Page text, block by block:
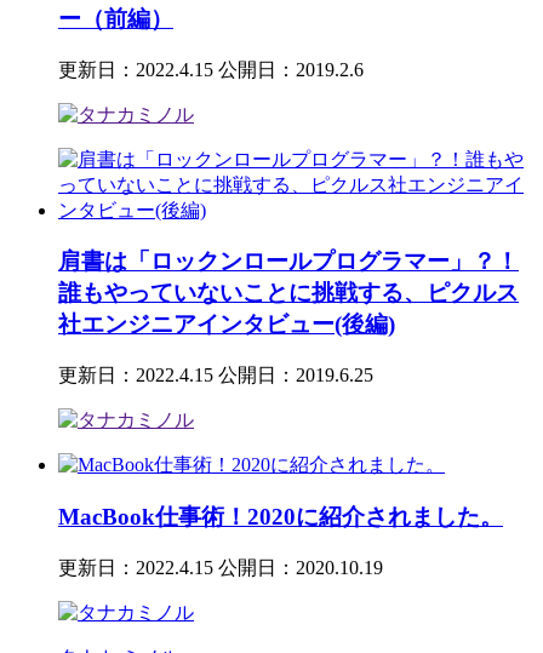
ー（前編）
更新日：2022.4.15 公開日：2019.2.6
肩書は「ロックンロールプログラマー」？！
誰もやっていないことに挑戦する、ピクルス
社エンジニアインタビュー(後編)
更新日：2022.4.15 公開日：2019.6.25
MacBook仕事術！2020に紹介されました。
更新日：2022.4.15 公開日：2020.10.19